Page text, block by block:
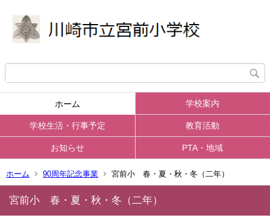
ホーム 学校案内
学校生活・行事予定 教育活動
お知らせ PTA・地域
ホーム 90周年記念事業 宮前小 春・夏・秋・冬（二年）
宮前小 春・夏・秋・冬（二年）